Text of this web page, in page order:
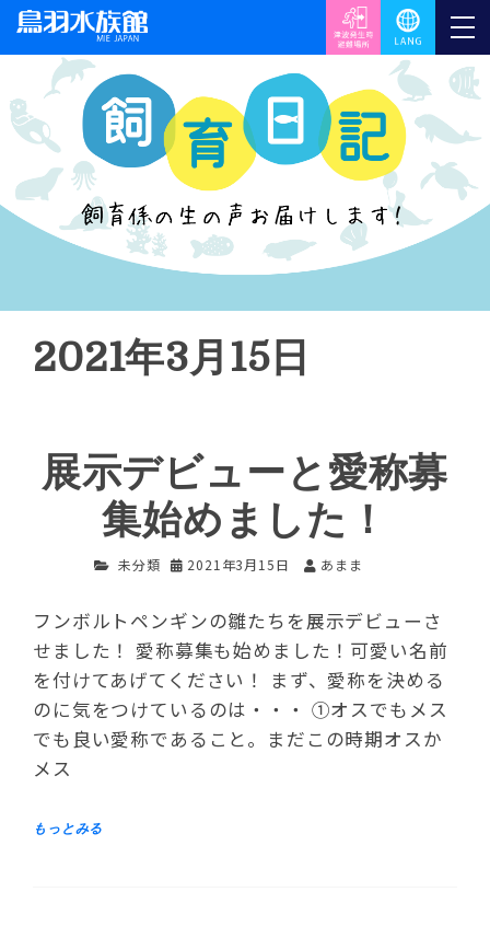
2021年3月15日
展示デビューと愛称募
集始めました！
未分類 2021年3月15日 あまま
フンボルトペンギンの雛たちを展示デビューさ
せました！ 愛称募集も始めました！可愛い名前
を付けてあげてください！ まず、愛称を決める
のに気をつけているのは・・・ ①オスでもメス
でも良い愛称であること。まだこの時期オスか
メス